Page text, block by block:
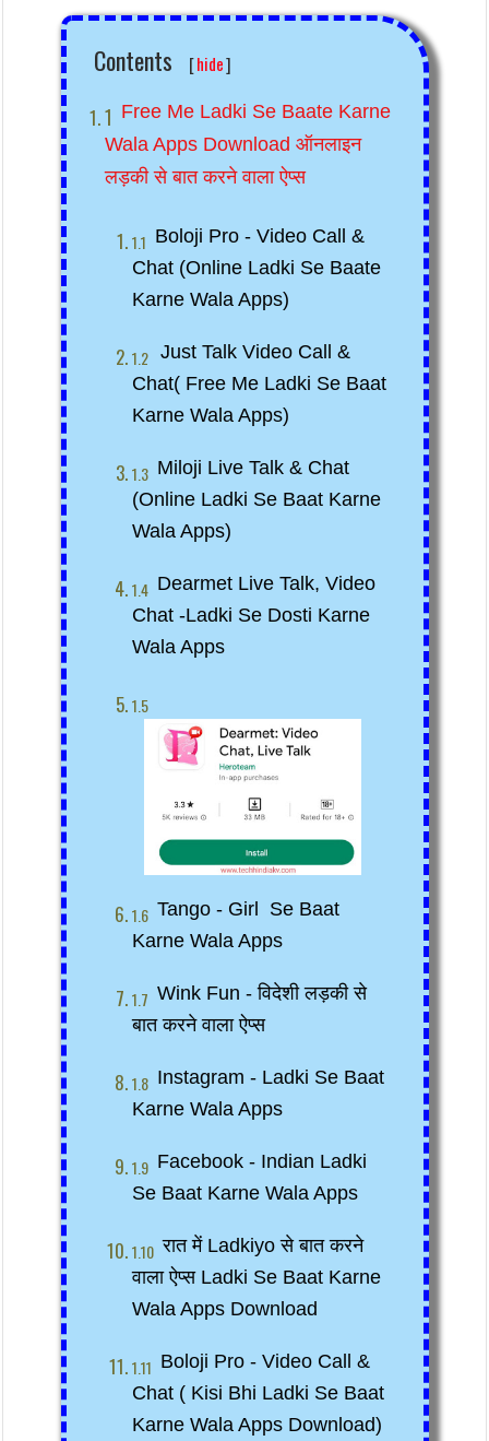
Contents [hide]
Free Me Ladki Se Baate Karne
Wala Apps Download ऑनलाइन
लड़की से बात करने वाला ऐप्स
Boloji Pro - Video Call &
Chat (online Ladki Se Baate
Karne Wala Apps)
Just Talk Video Call &
Chat( Free Me Ladki Se Baat
Karne Wala Apps)
Miloji Live Talk & Chat
(online Ladki Se Baat Karne
Wala Apps)
Dearmet Live Talk, Video
Chat -ladki Se Dosti Karne
Wala Apps
Tango - Girl  Se Baat
Karne Wala Apps
Wink Fun - विदेशी लड़की से
बात करने वाला ऐप्स
Instagram - Ladki Se Baat
Karne Wala Apps
Facebook - Indian Ladki
Se Baat Karne Wala Apps
रात में Ladkiyo से बात करने
वाला ऐप्स Ladki Se Baat Karne
Wala Apps Download
Boloji Pro - Video Call &
Chat ( Kisi Bhi Ladki Se Baat
Karne Wala Apps Download)